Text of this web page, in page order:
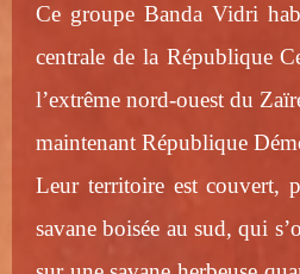
Ce groupe Banda Vidri
centrale de la République
l’extrême nord-ouest du
maintenant République
Leur territoire est couvert,
savane boisée au sud, qui